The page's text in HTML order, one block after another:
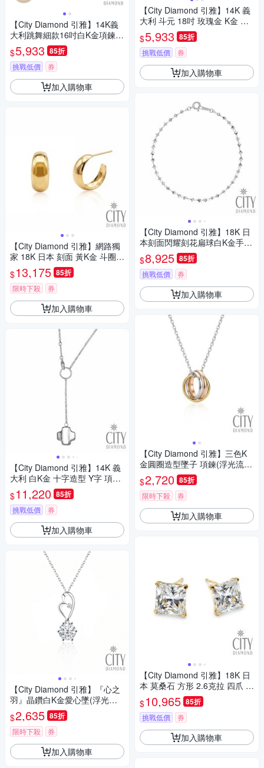
【City Diamond 引雅】14K義
大利跳舞細款16吋白K金項鍊
(浮光流影系列)
$5,933 85折
挑戰低價 券
加入購物車
【City Diamond 引雅】網路獨
家 18K 日本 刻面 黃K金 斗圈
寬版 耳環 (東京Yuki系列)
$13,175 85折
限時下殺 券
加入購物車
【City Diamond 引雅】14K 義
大利 白K金 十字造型 Y字 項鍊
(浮光流影系列)
$11,220 85折
挑戰低價 券
加入購物車
【City Diamond 引雅】『心之
羽』晶鑽白K金愛心墜(浮光流
影系列)
$2,635 85折
限時下殺 券
加入購物車
【City Diamond 引雅】14K 義
大利 斗元 18吋 玫瑰金 K金 伸
縮 項鍊 (浮光流影系列)
$5,933 85折
挑戰低價 券
加入購物車
【City Diamond 引雅】18K 日
本刻面閃耀刻花扁球白K金手鍊
(東京Yuki表參道系列)
$8,925 85折
挑戰低價 券
加入購物車
【City Diamond 引雅】三色K
金圓圈造型墜子 項鍊(浮光流影
系列)
$2,720 85折
限時下殺 券
加入購物車
【City Diamond 引雅】18K 日
本 莫桑石 方形 2.6克拉 四爪 耳
環(東京Yuki系列)
$10,965 85折
挑戰低價 券
加入購物車